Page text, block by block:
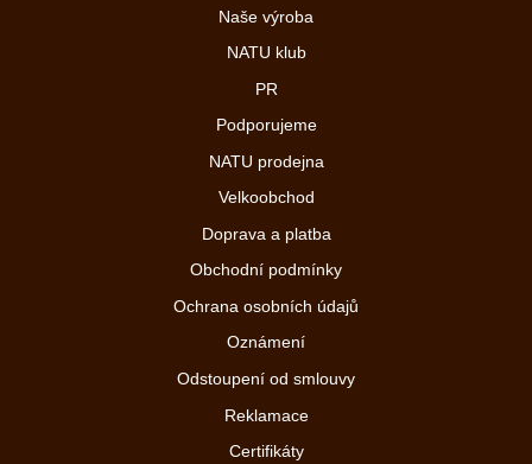
Naše výroba
NATU klub
PR
Podporujeme
NATU prodejna
Velkoobchod
Doprava a platba
Obchodní podmínky
Ochrana osobních údajů
Oznámení
Odstoupení od smlouvy
Reklamace
Certifikáty